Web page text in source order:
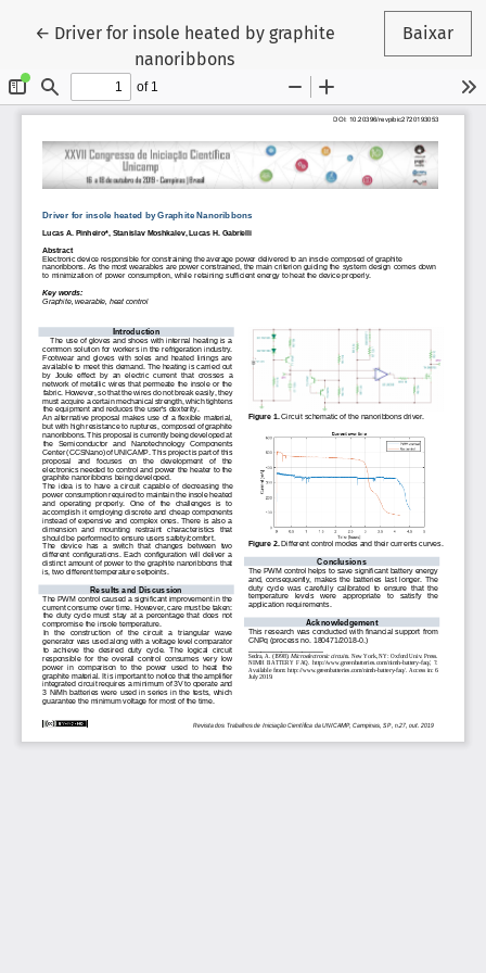
← Voltar aos Detalhes do Artigo
Driver for insole heated by graphite
nanoribbons
Baixar